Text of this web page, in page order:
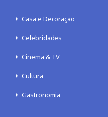
Casa e Decoração
Celebridades
Cinema & TV
Cultura
Gastronomia